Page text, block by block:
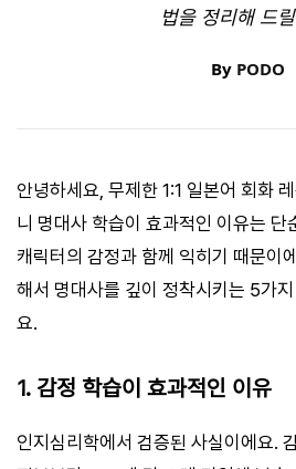
법을 정리해 드
By PODO
안녕하세요, 무제한 1:1 일본어 회화
니 명대사 학습이 효과적인 이유는 단
캐릭터의 감정과 함께 익히기 때문이
해서 명대사를 깊이 정착시키는 5가
요.
1. 감정 학습이 효과적인 이유
인지심리학에서 검증된 사실이에요.